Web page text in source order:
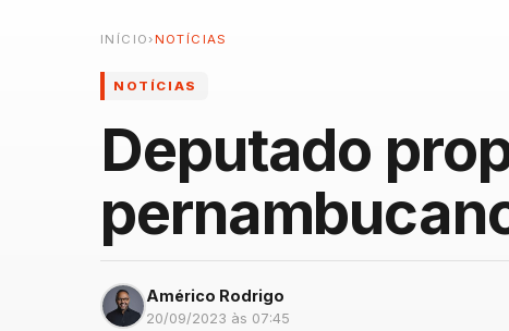
INÍCIO ›NOTÍCIAS
NOTÍCIAS
Deputado
Américo Rodrigo
20/09/2023 às 07:45